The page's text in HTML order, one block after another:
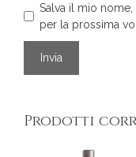
Salva il mio
per la prossima
Prodotti